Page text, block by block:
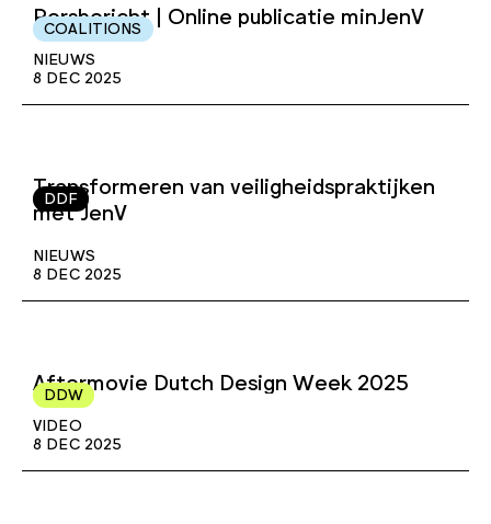
COALITIONS
Persbericht | Online publicatie minJenV
NIEUWS
8 DEC 2025
DDF
Transformeren van veiligheidspraktijken
met JenV
NIEUWS
8 DEC 2025
DDW
Aftermovie Dutch Design Week 2025
VIDEO
8 DEC 2025